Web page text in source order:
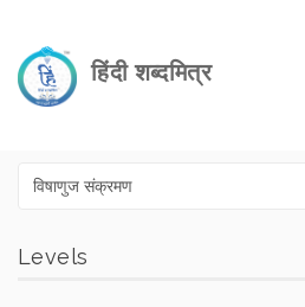
हिंदी शब्दमित्र
Levels